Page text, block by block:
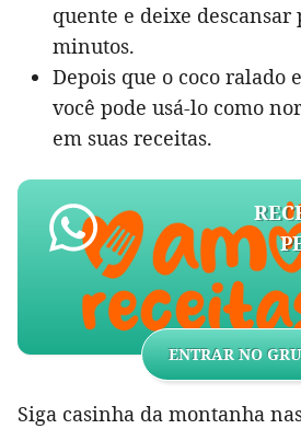
quente e deixe
minutos.
Depois que o coco ralado
você pode usá-lo como
em suas receitas.
ENTRAR NO
Siga casinha da montanha